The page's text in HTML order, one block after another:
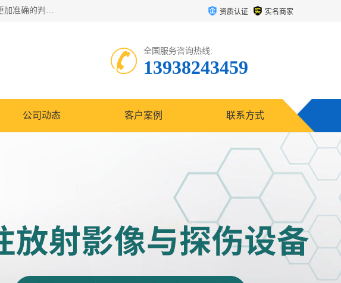
佳信电子是专门从事研发和销售X射线图像处理分析和X射线设备的高端技术公司，先进的图像处理技术帮助用户更加准确的判断图像，为科研和检测提供可靠保证，现有产品包括电力GIS探伤X射线检测系统，电力耐张线夹探伤X射线检测系统，便携式X射线，兽用图像的增强软件工具包，工业和兽用便携式DR，实验室CT，桌面CT等。 资质认证 实名商家
全国服务咨询热线:
13938243459
公司动态 客户案例 联系方式